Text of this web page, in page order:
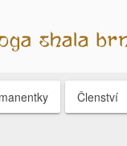
Členství